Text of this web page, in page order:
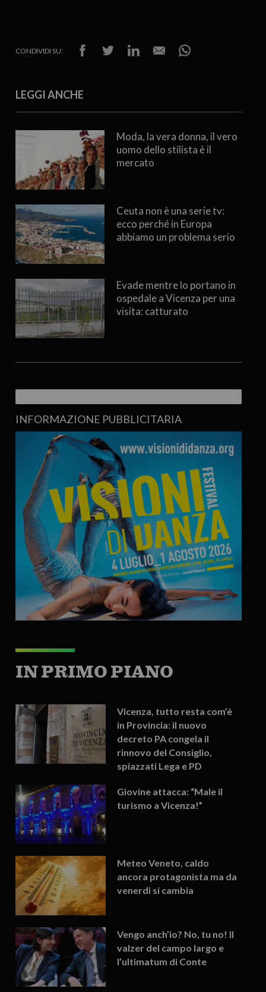
CONDIVIDI SU:
LEGGI ANCHE
Moda, la vera donna, il vero
uomo dello stilista è il
mercato
Ceuta non è una serie tv:
ecco perché in Europa
abbiamo un problema serio
Evade mentre lo portano in
ospedale a Vicenza per una
visita: catturato
INFORMAZIONE PUBBLICITARIA
IN PRIMO PIANO
Vicenza, tutto resta com’è
in Provincia: il nuovo
decreto PA congela il
rinnovo del Consiglio,
spiazzati Lega e PD
Giovine attacca: “Male il
turismo a Vicenza!”
Meteo Veneto, caldo
ancora protagonista ma da
venerdì si cambia
Vengo anch’io? No, tu no! Il
valzer del campo largo e
l’ultimatum di Conte